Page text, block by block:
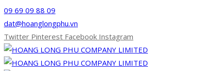
09 69 09 88 09
dat@hoanglongphu.vn
Twitter Pinterest Facebook Instagram